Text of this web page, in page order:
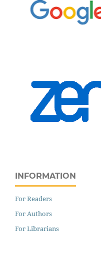
INFORMATION
For Readers
For Authors
For Librarians